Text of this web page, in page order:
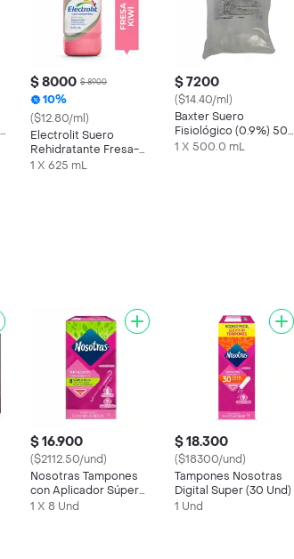
$ 8000 $ 8900
10%
($12.80/ml)
Electrolit Suero
Rehidratante Fresa-
Kiwi
1 X 625 mL
$ 7200
($14.40/ml)
Baxter Suero
Fisiológico (0.9%) 500
mL
1 X 500.0 mL
$ 16.900
($2112.50/und)
Nosotras Tampones
con Aplicador Súper
Plus
1 X 8 Und
$ 18.300
($18300/und)
Tampones Nosotras
Digital Super (30 Und)
1 Und